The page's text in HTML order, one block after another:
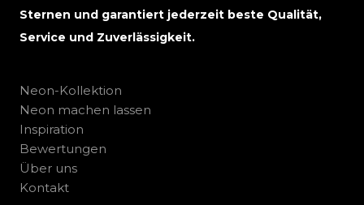
Sternen und garantiert jederzeit beste Qualität,
Service und Zuverlässigkeit.
Neon-Kollektion
Neon machen lassen
Inspiration
Bewertungen
Über uns
Kontakt